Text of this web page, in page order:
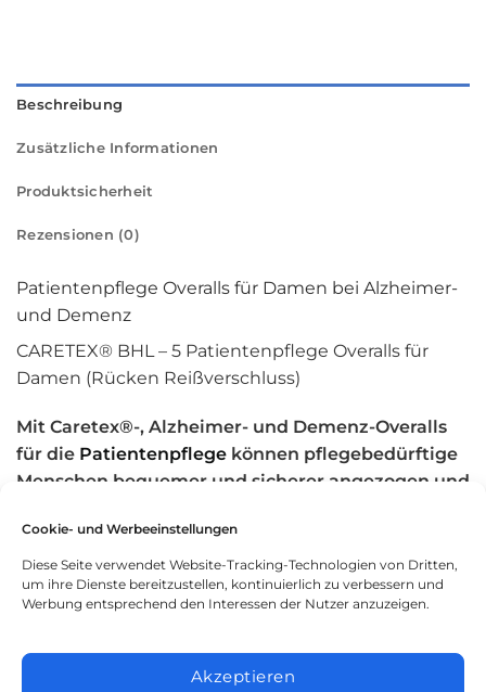
Cookie- und Werbeeinstellungen
Diese Seite verwendet Website-Tracking-Technologien von Dritten,
um ihre Dienste bereitzustellen, kontinuierlich zu verbessern und
Werbung entsprechend den Interessen der Nutzer anzuzeigen.
Akzeptieren
Beschreibung
Zusätzliche Informationen
Produktsicherheit
Rezensionen (0)
Patientenpflege Overalls für Damen bei Alzheimer-
und Demenz
CARETEX® BHL – 5 Patientenpflege Overalls für
Damen (Rücken Reißverschluss)
Mit Caretex®-, Alzheimer- und Demenz-Overalls
für die Patientenpflege können pflegebedürftige
Menschen bequemer und sicherer angezogen und
Geeignet für Menschen mit Alzheimer und
Demenz.
Start- und Endstellen desReißverschlusses
verhindert unerwünschtes und plötzliches